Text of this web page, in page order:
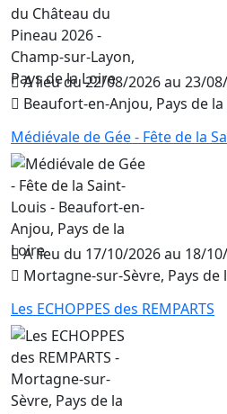
A lieu du 22/08/2026 au 23/
Beaufort-en-Anjou, Pays de
Médiévale de Gée - Fête de la
A lieu du 17/10/2026 au 18/
Mortagne-sur-Sèvre, Pays de
Les ECHOPPES des REMPARTS